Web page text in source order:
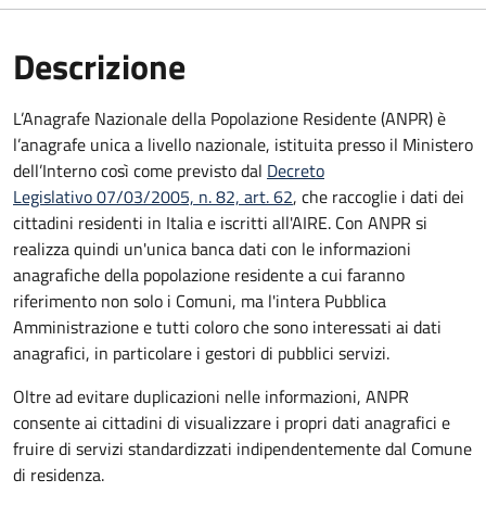
Descrizione
L’Anagrafe Nazionale della Popolazione Residente (ANPR) è
l’anagrafe unica a livello nazionale, istituita presso il Ministero
dell’Interno così come previsto dal Decreto
Legislativo 07/03/2005, n. 82, art. 62, che raccoglie i dati dei
cittadini residenti in Italia e iscritti all'AIRE. Con ANPR si
realizza quindi un'unica banca dati con le informazioni
anagrafiche della popolazione residente a cui faranno
riferimento non solo i Comuni, ma l'intera Pubblica
Amministrazione e tutti coloro che sono interessati ai dati
anagrafici, in particolare i gestori di pubblici servizi.
Oltre ad evitare duplicazioni nelle informazioni, ANPR
consente ai cittadini di visualizzare i propri dati anagrafici e
fruire di servizi standardizzati indipendentemente dal Comune
di residenza.